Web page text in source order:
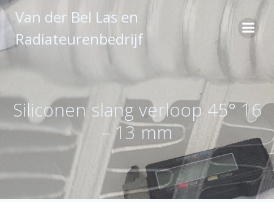
Ga
naar
inhoud
Van der Bel Las en
Radiateurenbedrijf
Siliconen slang verloop 45° 16
– 13 mm